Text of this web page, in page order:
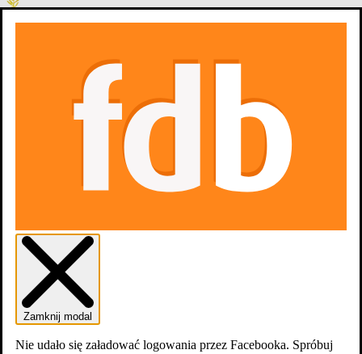
orazzobacz więcej
Ludzkość
Zamknij modal
Nie udało się załadować logowania przez Facebooka. Spróbuj